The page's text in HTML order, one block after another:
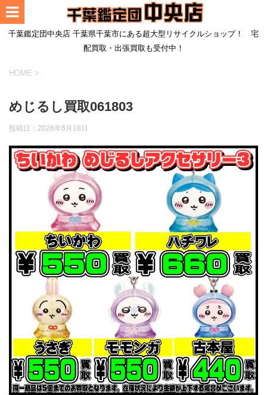
千葉鑑定団中央店 千葉県千葉市にある超大型リサイクルショップ！ 宅
配買取・出張買取も受付中！
HOME >
めじるし買取061803
投稿日： 2026年6月18日